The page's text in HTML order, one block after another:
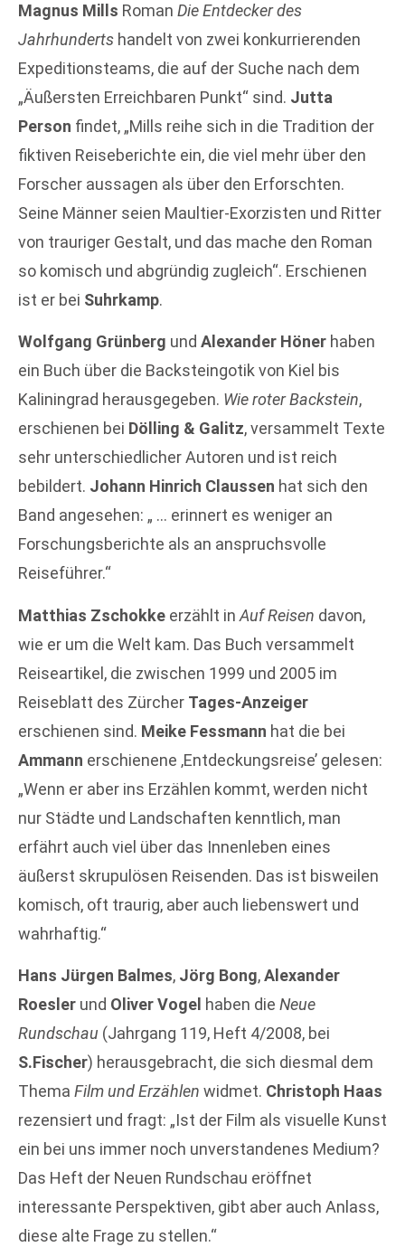
Magnus Mills Roman Die Entdecker des
Jahrhunderts handelt von zwei konkurrierenden
Expeditionsteams, die auf der Suche nach dem
„Äußersten Erreichbaren Punkt“ sind. Jutta
Person findet, „Mills reihe sich in die Tradition der
fiktiven Reiseberichte ein, die viel mehr über den
Forscher aussagen als über den Erforschten.
Seine Männer seien Maultier-Exorzisten und Ritter
von trauriger Gestalt, und das mache den Roman
so komisch und abgründig zugleich“. Erschienen
ist er bei Suhrkamp.
Wolfgang Grünberg und Alexander Höner haben
ein Buch über die Backsteingotik von Kiel bis
Kaliningrad herausgegeben. Wie roter Backstein,
erschienen bei Dölling & Galitz, versammelt Texte
sehr unterschiedlicher Autoren und ist reich
bebildert. Johann Hinrich Claussen hat sich den
Band angesehen: „ … erinnert es weniger an
Forschungsberichte als an anspruchsvolle
Reiseführer.“
Matthias Zschokke erzählt in Auf Reisen davon,
wie er um die Welt kam. Das Buch versammelt
Reiseartikel, die zwischen 1999 und 2005 im
Reiseblatt des Zürcher Tages-Anzeiger
erschienen sind. Meike Fessmann hat die bei
Ammann erschienene ‚Entdeckungsreise’ gelesen:
„Wenn er aber ins Erzählen kommt, werden nicht
nur Städte und Landschaften kenntlich, man
erfährt auch viel über das Innenleben eines
äußerst skrupulösen Reisenden. Das ist bisweilen
komisch, oft traurig, aber auch liebenswert und
wahrhaftig.“
Hans Jürgen Balmes, Jörg Bong,Alexander
Roesler und Oliver Vogel haben die Neue
Rundschau (Jahrgang 119, Heft 4/2008, bei
S.Fischer) herausgebracht, die sich diesmal dem
Thema Film und Erzählen widmet. Christoph Haas
rezensiert und fragt: „Ist der Film als visuelle Kunst
ein bei uns immer noch unverstandenes Medium?
Das Heft der Neuen Rundschau eröffnet
interessante Perspektiven, gibt aber auch Anlass,
diese alte Frage zu stellen.“